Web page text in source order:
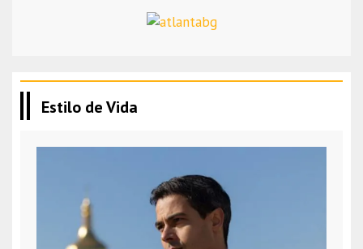
Estilo de Vida